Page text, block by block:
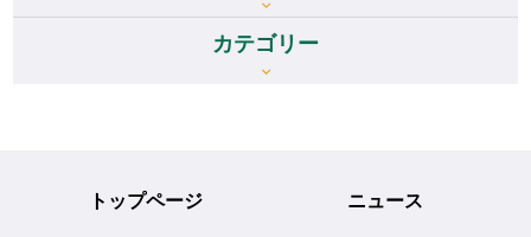
カテゴリー
トップページ ニュース